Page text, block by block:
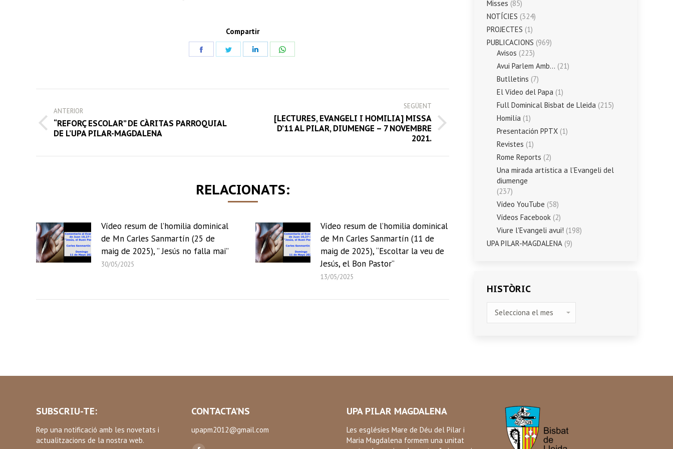
Compartir
Share
Share
NAVIGATION
ANTERIOR
Previous
“REFORÇ ESCOLAR” DE CÀRITAS PARROQUIAL
DE L’UPA PILAR-MAGDALENA
SEGÜENT
[LECTURES, EVANGELI I HOMILIA] MISSA
D’11 AL PILAR, DIUMENGE – 7 NOVEMBRE
2021.
RELACIONATS:
Vídeo resum de l’homilia dominical
de Mn Carles Sanmartín (25 de
maig de 2025), ” Jesús no falla mai”
30/05/2025
Vídeo resum de l’homilia dominical
de Mn Carles Sanmartín (11 de
maig de 2025), “Escoltar la veu de
Jesús, el Bon Pastor”
13/05/2025
Misses (85)
NOTÍCIES (324)
PROJECTES (1)
PUBLICACIONS (969)
Avisos (223)
Avui Parlem Amb… (21)
Butlletins (7)
El Vídeo del Papa (1)
Full Dominical Bisbat de Lleida (215)
Homilía (1)
Presentación PPTX (1)
Revistes (1)
Rome Reports (2)
Una mirada artística a l’Evangeli del
diumenge
(237)
Vídeo YouTube (58)
Vídeos Facebook (2)
Viure l'Evangeli avui! (198)
UPA PILAR-MAGDALENA (9)
HISTÒRIC
SUBSCRIU-TE:
Rep una notificació amb les novetats i
actualitzacions de la nostra web.
CONTACTA’NS
upapm2012@gmail.com
UPA PILAR MAGDALENA
Les esglésies Mare de Déu del Pilar i
Maria Magdalena formem una unitat